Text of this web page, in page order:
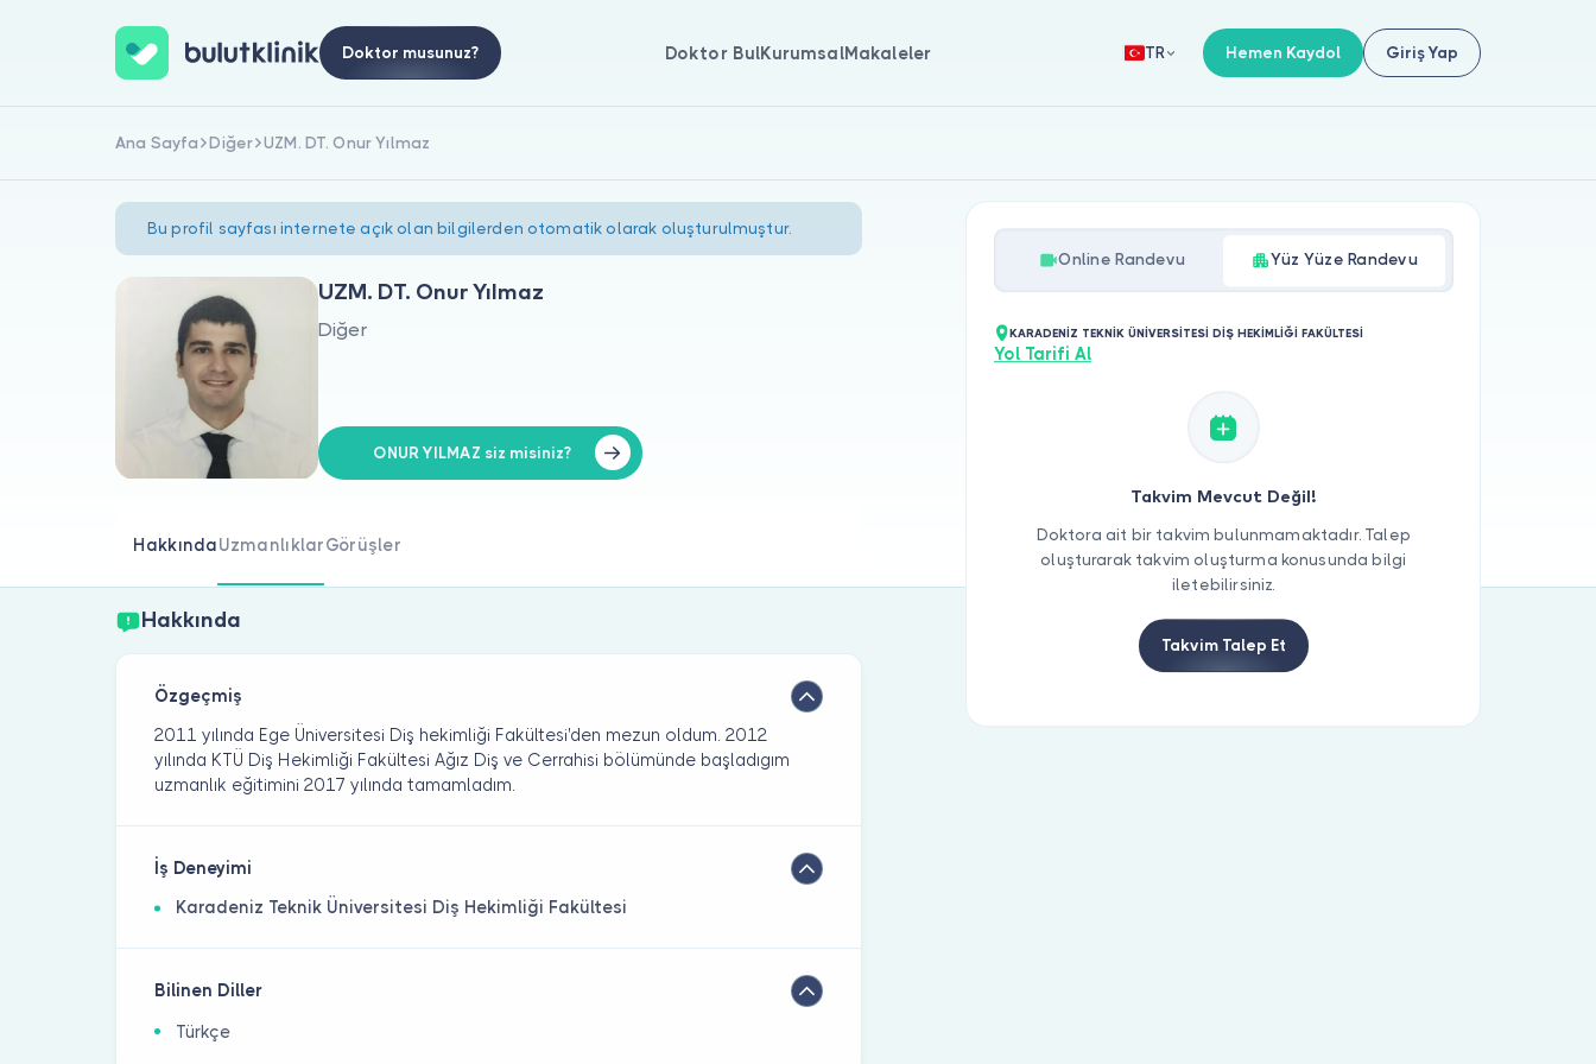
Doktor musunuz? Doktor BulKurumsalMakaleler TR Hemen Kaydol Giriş Yap
Ana Sayfa Diğer UZM. DT. Onur Yılmaz
Bu profil sayfası internete açık olan bilgilerden otomatik olarak oluşturulmuştur.
UZM. DT. Onur Yılmaz
Diğer
ONUR YILMAZ siz misiniz?
HakkındaUzmanlıklarGörüşler
Hakkında
Özgeçmiş
2011 yılında Ege Üniversitesi Diş hekimliği Fakültesi'den mezun oldum. 2012
yılında KTÜ Diş Hekimliği Fakültesi Ağız Diş ve Cerrahisi bölümünde başladıgım
uzmanlık eğitimini 2017 yılında tamamladım.
İş Deneyimi
Karadeniz Teknik Üniversitesi Diş Hekimliği Fakültesi
Bilinen Diller
Türkçe
Online Randevu Yüz Yüze Randevu
KARADENİZ TEKNİK ÜNİVERSİTESİ DİŞ HEKİMLİĞİ FAKÜLTESİ
Yol Tarifi Al
Takvim Mevcut Değil!
Doktora ait bir takvim bulunmamaktadır. Talep
oluşturarak takvim oluşturma konusunda bilgi
iletebilirsiniz.
Takvim Talep Et